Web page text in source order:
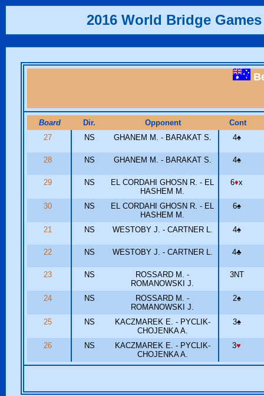
2016 World Bridge Games
Board Dir. Opponent
Cont
27
NS GHANEM M. - BARAKAT S. 4♠
28 NS GHANEM M. - BARAKAT S. 4♠
29 NS
EL CORDAHI GHOSN R. - EL
HASHEM M.
6♦x
30 NS
EL CORDAHI GHOSN R. - EL
HASHEM M.
6♠
21 NS WESTOBY J. - CARTNER L. 4♠
22 NS WESTOBY J. - CARTNER L. 4♣
23 NS
ROSSARD M. -
ROMANOWSKI J.
3NT
24 NS
ROSSARD M. -
ROMANOWSKI J.
2♠
25 NS
KACZMAREK E. - PYCLIK-
CHOJENKA A.
3♠
26 NS
KACZMAREK E. - PYCLIK-
CHOJENKA A.
3♥